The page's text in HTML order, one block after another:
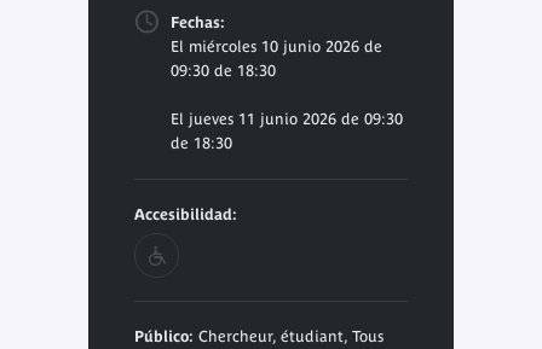
Fechas:
El miércoles 10 junio 2026 de
09:30 de 18:30
El jueves 11 junio 2026 de 09:30
de 18:30
Accesibilidad:
Público: Chercheur, étudiant, Tous